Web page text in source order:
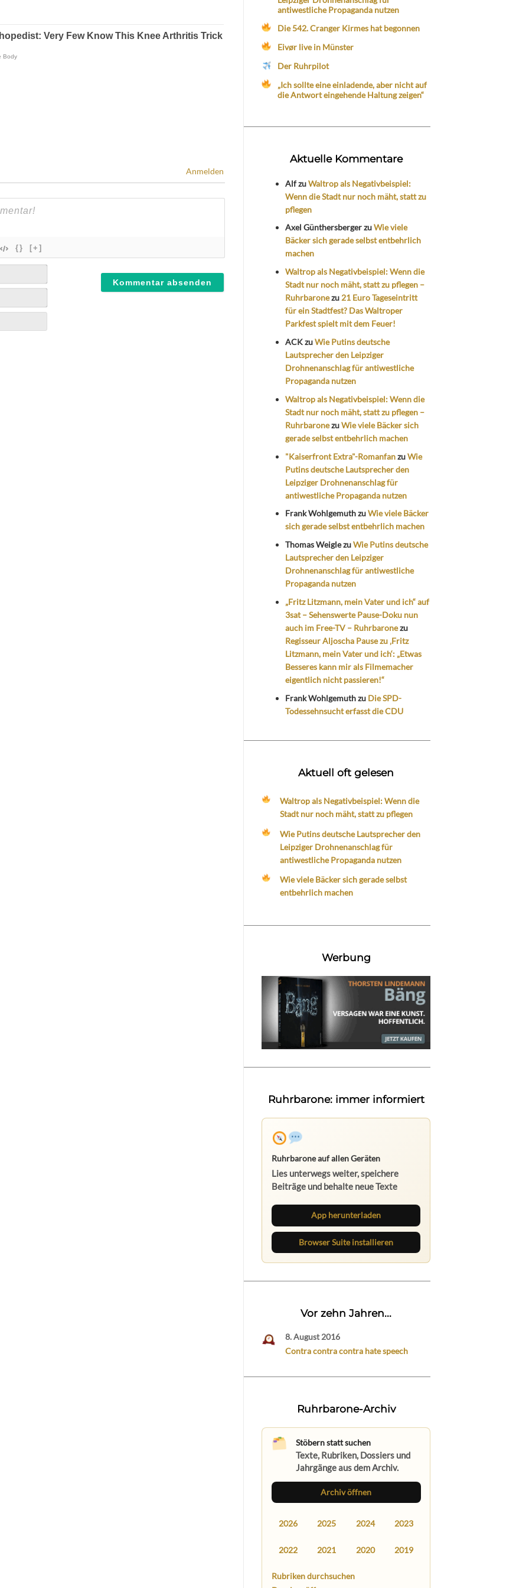
Anmelden
{} [+]
antiwestliche Propaganda nutzen
Die 542. Cranger Kirmes hat begonnen
Eivør live in Münster
Der Ruhrpilot
„Ich sollte eine einladende, aber nicht auf
die Antwort eingehende Haltung zeigen“
Aktuelle Kommentare
AlfzuWaltrop als Negativbeispiel:
Wenn die Stadt nur noch mäht, statt zu
pflegen
Axel GünthersbergerzuWie viele
Bäcker sich gerade selbst entbehrlich
machen
Waltrop als Negativbeispiel: Wenn die
Stadt nur noch mäht, statt zu pflegen –
Ruhrbaronezu 21 Euro Tageseintritt
für ein Stadtfest? Das Waltroper
Parkfest spielt mit dem Feuer!
ACKzuWie Putins deutsche
Lautsprecher den Leipziger
Drohnenanschlag für antiwestliche
Propaganda nutzen
Waltrop als Negativbeispiel: Wenn die
Stadt nur noch mäht, statt zu pflegen –
RuhrbaronezuWie viele Bäcker sich
gerade selbst entbehrlich machen
"Kaiserfront Extra"-RomanfanzuWie
Putins deutsche Lautsprecher den
Leipziger Drohnenanschlag für
antiwestliche Propaganda nutzen
Frank WohlgemuthzuWie viele Bäcker
sich gerade selbst entbehrlich machen
Thomas WeiglezuWie Putins deutsche
Lautsprecher den Leipziger
Drohnenanschlag für antiwestliche
Propaganda nutzen
„Fritz Litzmann, mein Vater und ich“ auf
3sat – Sehenswerte Pause-Doku nun
auch im Free-TV – Ruhrbaronezu
Regisseur Aljoscha Pause zu ‚Fritz
Litzmann, mein Vater und ich‘: „Etwas
Besseres kann mir als Filmemacher
eigentlich nicht passieren!“
Frank Wohlgemuthzu Die SPD-
Todessehnsucht erfasst die CDU
Aktuell oft gelesen
Waltrop als Negativbeispiel: Wenn die
Stadt nur noch mäht, statt zu pflegen
Wie Putins deutsche Lautsprecher den
Leipziger Drohnenanschlag für
antiwestliche Propaganda nutzen
Wie viele Bäcker sich gerade selbst
entbehrlich machen
Werbung
Ruhrbarone: immer informiert
Ruhrbarone auf allen Geräten
Lies unterwegs weiter, speichere
Beiträge und behalte neue Texte
App herunterladen
Browser Suite installieren
Vor zehn Jahren...
8. August 2016
Contra contra contra hate speech
Ruhrbarone-Archiv
Stöbern statt suchen
Texte, Rubriken, Dossiers und
Jahrgänge aus dem Archiv.
Archiv öffnen
2026 2025 2024 2023
2022 2021 2020 2019
Rubriken durchsuchen